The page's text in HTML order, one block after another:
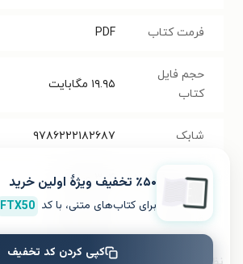
فرمت کتاب PDF
حجم فایل
کتاب
۱۹.۹۵ مگابایت
شابک ۹۷۸۶۲۲۲۱۸۲۶۸۷
تعداد صفحه‌ها ۳۰۴ صفحه
قیمت کتاب
٪۵۰ تخفیف ویژۀ اولین خرید
برای کتاب‌های متنی، با کد FTX50
کپی کردن کد تخفیف